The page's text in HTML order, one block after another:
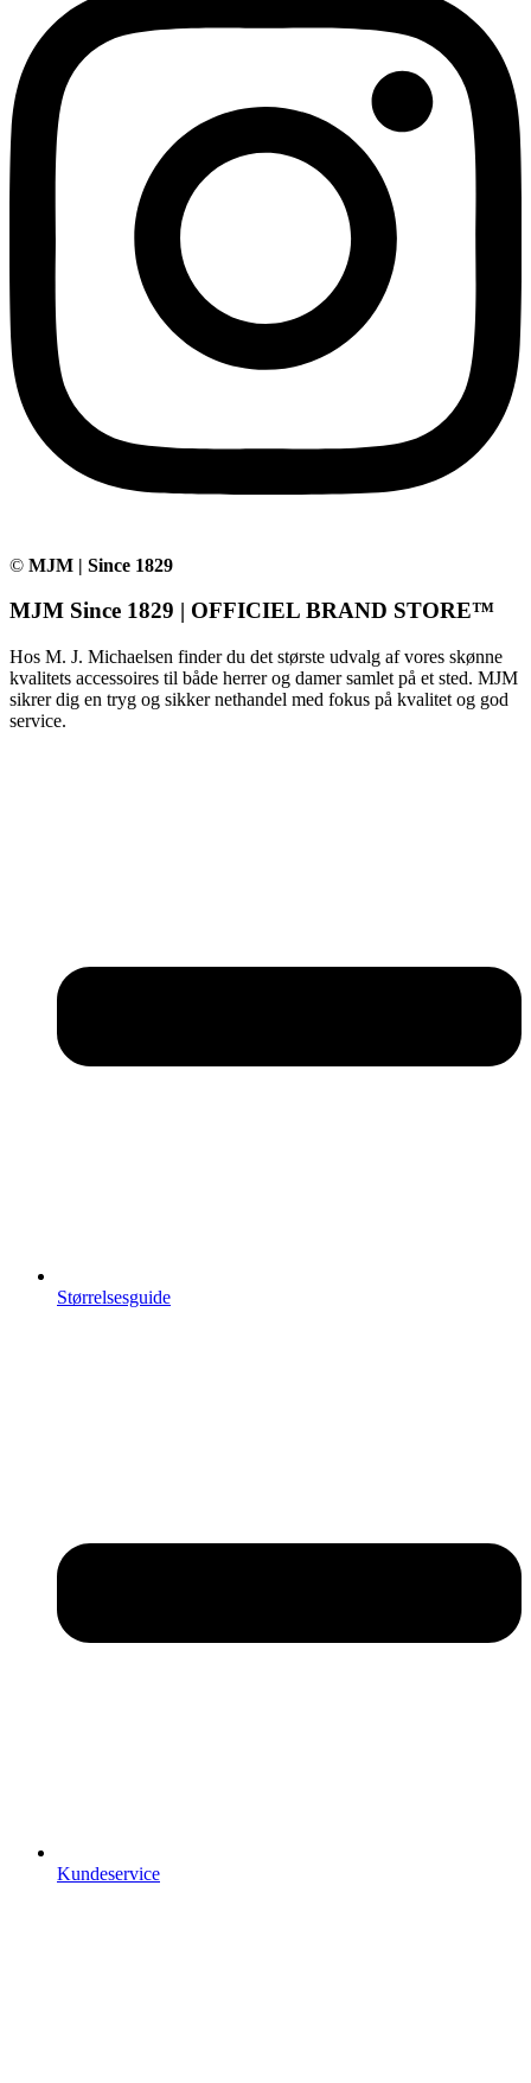
© MJM | Since 1829
MJM Since 1829 | OFFICIEL BRAND STORE™
Hos M. J. Michaelsen finder du det største udvalg af vores skønne
kvalitets accessoires til både herrer og damer samlet på et sted. MJM
sikrer dig en tryg og sikker nethandel med fokus på kvalitet og god
service.
Størrelsesguide
Kundeservice